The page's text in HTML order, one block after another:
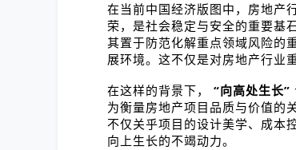
在当前中国经济版图中，房地产
荣，是社会稳定与安全的重要基
其置于防范化解重点领域风险的
展环境。这不仅是对房地产行业
在这样的背景下， “向高处生长”
为衡量房地产项目品质与价值的
不仅关乎项目的设计美学、成本
向上生长的不竭动力。